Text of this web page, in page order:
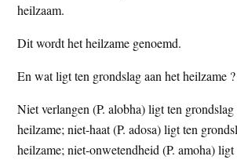
heilzaam.
Dit wordt het heilzame genoemd.
En wat ligt ten grondslag aan het heilzame ?
Niet verlangen (P. alobha) ligt ten grondslag
heilzame; niet-haat (P. adosa) ligt ten
heilzame; niet-onwetendheid (P. amoha)